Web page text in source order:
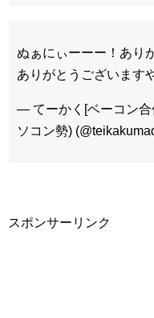
ぬぁにぃーーー！あり
ありがとうございます
— てーかく[ベーコン
ソコン勢)
スポンサーリンク